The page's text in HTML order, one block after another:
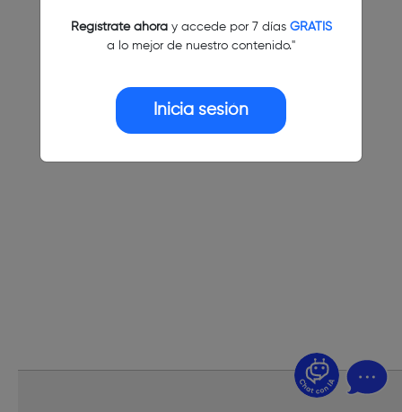
Regístrate ahoray accede por 7 días GRATIS
a lo mejor de nuestro contenido."
Inicia sesión